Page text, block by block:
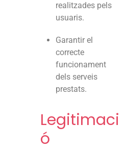
realitzades pels
usuaris.
Garantir el
correcte
funcionament
dels serveis
prestats.
Legitimaci
ó